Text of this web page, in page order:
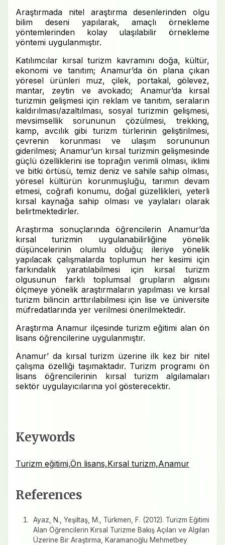
Araştırmada nitel araştırma desenlerinden olgu
bilim deseni yapılarak, amaçlı örnekleme
yöntemlerinden kolay ulaşılabilir örnekleme
yöntemi uygulanmıştır.
Katılımcılar kırsal turizm kavramını doğa, kültür,
ekonomi ve tanıtım; Anamur’da ön plana çıkan
yöresel ürünleri muz, çilek, portakal, gölevez,
mantar, zeytin ve avokado; Anamur’da kırsal
turizmin gelişmesi için reklam ve tanıtım, seraların
kaldırılması/azaltılması, sosyal turizmin gelişmesi,
mevsimsellik sorununun çözülmesi, trekking,
kamp, avcılık gibi turizm türlerinin geliştirilmesi,
çevrenin korunması ve ulaşım sorununun
giderilmesi; Anamur’un kırsal turizmin gelişmesinde
güçlü özelliklerini ise toprağın verimli olması, iklimi
ve bitki örtüsü, temiz deniz ve sahile sahip olması,
yöresel kültürün korunmuşluğu, tarımın devam
etmesi, coğrafi konumu, doğal güzellikleri, yeterli
kırsal kaynağa sahip olması ve yaylaları olarak
belirtmektedirler.
Araştırma sonuçlarında öğrencilerin Anamur’da
kırsal turizmin uygulanabilirliğine yönelik
düşüncelerinin olumlu olduğu; ileriye yönelik
yapılacak çalışmalarda toplumun her kesimi için
farkındalık yaratılabilmesi için kırsal turizm
olgusunun farklı toplumsal grupların algısını
ölçmeye yönelik araştırmaların yapılması ve kırsal
turizm bilincin arttırılabilmesi için lise ve üniversite
müfredatlarında yer verilmesi önerilmektedir.
Araştırma Anamur ilçesinde turizm eğitimi alan ön
lisans öğrencilerine uygulanmıştır.
Anamur’ da kırsal turizm üzerine ilk kez bir nitel
çalışma özelliği taşımaktadır. Turizm programı ön
lisans öğrencilerinin kırsal turizm algılamaları
sektör uygulayıcılarına yol gösterecektir.
Keywords
Turizm eğitimi,Ön lisans,Kırsal turizm,Anamur
References
Ayaz, N., Yeşiltaş, M., Türkmen, F. (2012). Turizm Eğitimi
Alan Öğrencilerin Kırsal Turizme Bakış Açıları ve Algıları
Üzerine Bir Araştırma, Karamanoğlu Mehmetbey